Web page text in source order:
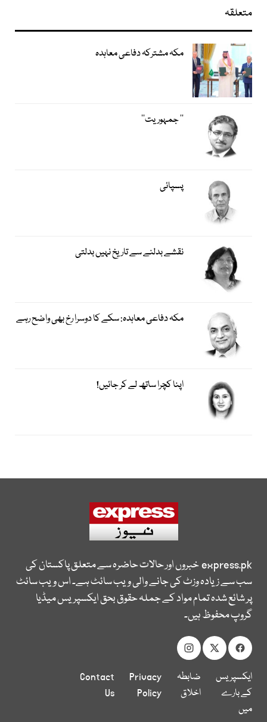
متعلقہ
مکہ مشترکہ دفاعی معاہدہ
’’ جمہوریت‘‘
پسپائی
نقشے بدلنے سے تاریخ نہیں بدلتی
مکہ دفاعی معاہدہ: سکے کا دوسرا رخ بھی واضح رہے
اپنا کچرا ساتھ لے کر جائیں!
express.pkخبروں اور حالات حاضرہ سے متعلق پاکستان کی
سب سے زیادہ وزٹ کی جانے والی ویب سائٹ ہے۔ اس ویب سائٹ
پر شائع شدہ تمام مواد کے جملہ حقوق بحق ایکسپریس میڈیا
گروپ محفوظ ہیں۔
ایکسپریس
کے بارے
میں
ضابطہ
اخلاق
Privacy
Policy
Contact
Us